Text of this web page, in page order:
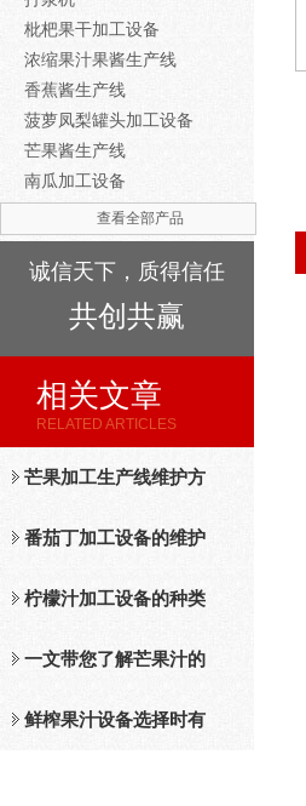
枇杷果干加工设备
浓缩果汁果酱生产线
香蕉酱生产线
菠萝凤梨罐头加工设备
芒果酱生产线
南瓜加工设备
查看全部产品
诚信天下，质得信任
共创共赢
相关文章
RELATED ARTICLES
芒果加工生产线维护方
法
番茄丁加工设备的维护
保养措施分析
柠檬汁加工设备的种类
及工作原理介绍
一文带您了解芒果汁的
整套设备和工作流程
鲜榨果汁设备选择时有